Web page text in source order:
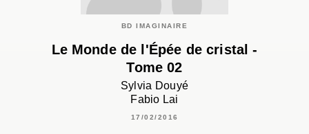
BD IMAGINAIRE
Le Monde de l'Épée de cristal -
Tome 02
Sylvia Douyé
Fabio Lai
17/02/2016